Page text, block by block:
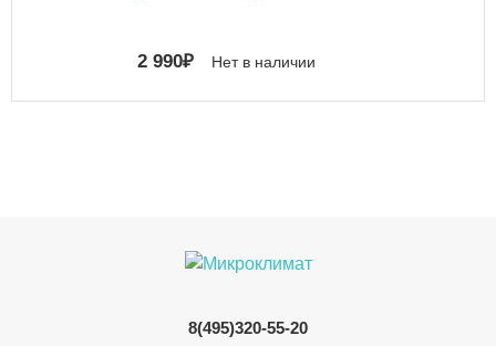
2 990₽ Нет в наличии
8(495)320-55-20